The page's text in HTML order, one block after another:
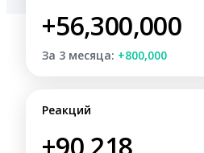
+56,300,000
За 3 месяца: +800,000
Реакций